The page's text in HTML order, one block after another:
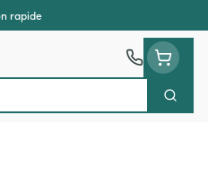
rapide